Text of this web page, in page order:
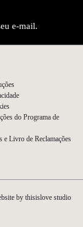
e-mail.
do Programa de
e Livro de Reclamações
by thisislove studio